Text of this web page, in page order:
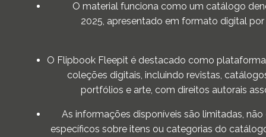
O material funciona como um catálogo
2025, apresentado em formato digital
O Flipbook Fleepit é destacado como
coleções digitais, incluindo revistas,
portfólios e arte, com direitos autorais
As informações disponíveis são limitadas,
específicos sobre itens ou categorias do